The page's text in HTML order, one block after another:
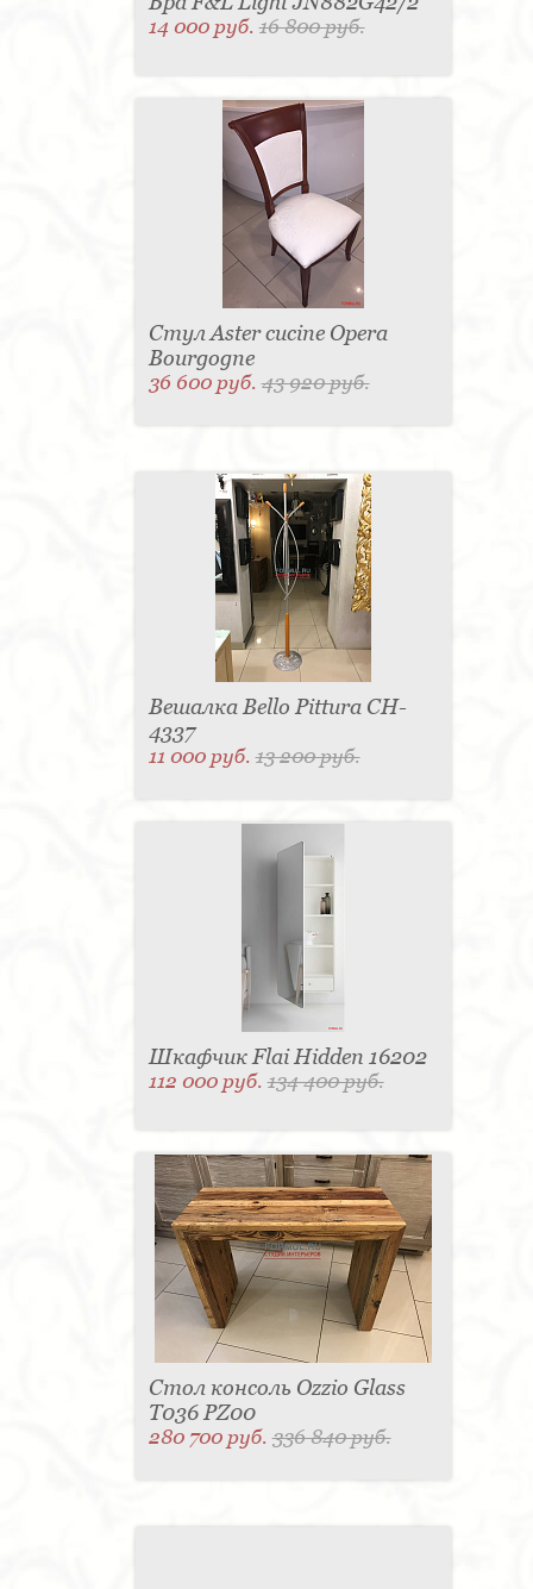
14 000 руб.16 800 руб.
Стул Aster cucine Opera
Bourgogne
36 600 руб.43 920 руб.
Вешалка Bello Pittura CH-
4337
11 000 руб.13 200 руб.
Шкафчик Flai Hidden 16202
112 000 руб.134 400 руб.
Стол консоль Ozzio Glass
T036 PZ00
280 700 руб.336 840 руб.